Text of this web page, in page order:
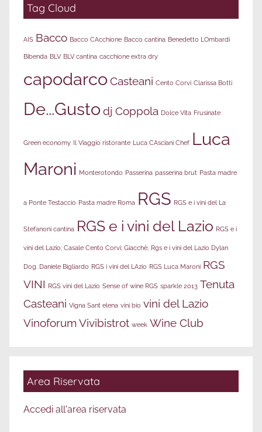
Tag Cloud
AIS Bacco Bacco CAcchione Bacco cantina Benedetto LOmbardi
Bibenda BLV BLV cantina cacchione extra dry
capodarco Casteani Cento Corvi Clarissa Botti
De...Gusto dj Coppola Dolce Vita Frusinate
Green economy Il Viaggio ristorante Luca CAsciani Chef Luca
Maroni Monterotondo Passerina passerina brut Pasta madre
a Ponte Testaccio Pasta madre Roma RGS RGS e i vini del La
Stefanoni cantina RGS e i vini del Lazio RGS e i
vini del Lazio; Casale Cento Corvi; Giacchè; Rgs e i vini del Lazio Dylan
Dog. Daniele Bigliardo RGS i vini del LAzio RGS Luca Maroni RGS
VINI RGS vini del Lazio Sense of wine RGS sparkle 2013 Tenuta
Casteani Vigna Sant elena vini bio vini del Lazio
VinoforumVivibistrot week Wine Club
Area Riservata
Accedi all'area riservata